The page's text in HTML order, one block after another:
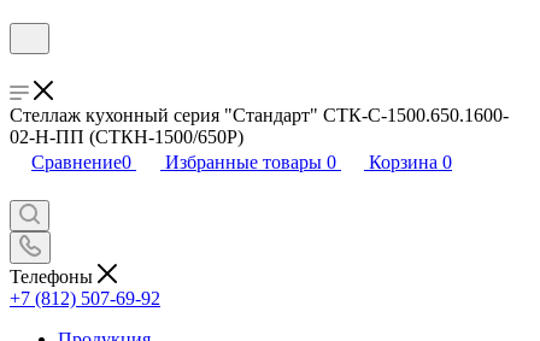
Стеллаж кухонный серия "Стандарт" СТК-С-1500.650.1600-
02-Н-ПП (СТКН-1500/650Р)
Сравнение0 Избранные товары 0 Корзина 0
Телефоны
+7 (812) 507-69-92